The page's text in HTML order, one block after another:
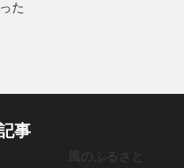
た
事